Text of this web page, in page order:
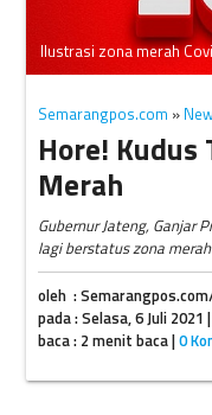
Ilustrasi zona merah
Semarangpos.com »
Hore! Kudus
Merah
Gubernur Jateng, Ganjar
lagi berstatus zona
oleh :
pada : Selasa, 6 Juli 2021
baca : 2 menit baca |0